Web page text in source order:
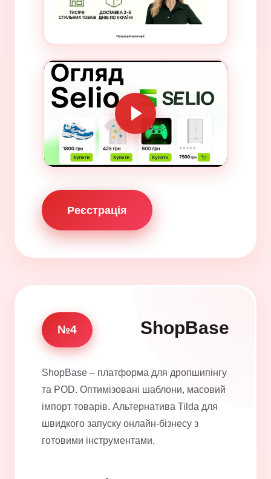
Реєстрація
№4 ShopBase
ShopBase – платформа для дропшипінгу
та POD. Оптимізовані шаблони, масовий
імпорт товарів. Альтернатива Tilda для
швидкого запуску онлайн-бізнесу з
готовими інструментами.